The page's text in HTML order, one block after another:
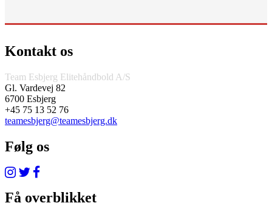
Kontakt os
Team Esbjerg Elitehåndbold A/S
Gl. Vardevej 82
6700 Esbjerg
+45 75 13 52 76
teamesbjerg@teamesbjerg.dk
Følg os
Få overblikket